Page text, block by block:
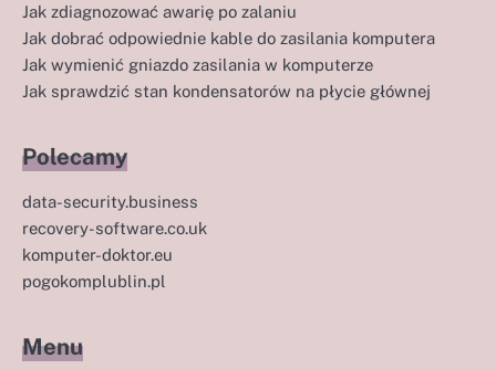
Jak zdiagnozować awarię po zalaniu
Jak dobrać odpowiednie kable do zasilania komputera
Jak wymienić gniazdo zasilania w komputerze
Jak sprawdzić stan kondensatorów na płycie głównej
Polecamy
data-security.business
recovery-software.co.uk
komputer-doktor.eu
pogokomplublin.pl
Menu